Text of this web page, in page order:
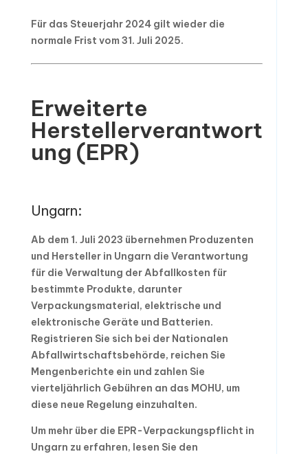
Für das Steuerjahr 2024 gilt wieder die
normale Frist vom 31. Juli 2025.
Erweiterte
Herstellerverantwort
ung (EPR)
Ungarn:
Ab dem 1. Juli 2023 übernehmen Produzenten
und Hersteller in Ungarn die Verantwortung
für die Verwaltung der Abfallkosten für
bestimmte Produkte, darunter
Verpackungsmaterial, elektrische und
elektronische Geräte und Batterien.
Registrieren Sie sich bei der Nationalen
Abfallwirtschaftsbehörde, reichen Sie
Mengenberichte ein und zahlen Sie
vierteljährlich Gebühren an das MOHU, um
diese neue Regelung einzuhalten.
Um mehr über die EPR-Verpackungspflicht in
Ungarn zu erfahren, lesen Sie den